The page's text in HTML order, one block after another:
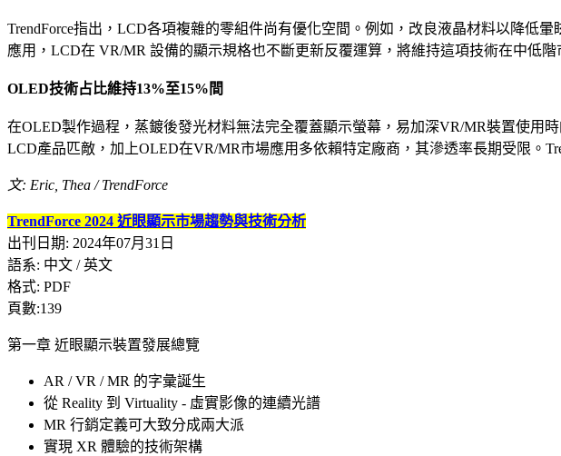
TrendForce指出，LCD各項複雜的零組件尚有優化空間。例如，改良液晶材料以降低
應用，LCD在 VR/MR 設備的顯示規格也不斷更新反覆運算，將維持這項技術在中低階
OLED技術占比維持13%至15%間
在OLED製作過程，蒸鍍後發光材料無法完全覆蓋顯示螢幕，易加深VR/MR裝置使用
LCD產品匹敵，加上OLED在VR/MR市場應用多依賴特定廠商，其滲透率長期受限。
文: Eric, Thea / TrendForce
TrendForce 2024 近眼顯示市場趨勢與技術分析
出刊日期: 2024年07月31日
語系: 中文 / 英文
格式: PDF
頁數:139
第一章 近眼顯示裝置發展總覽
AR / VR / MR 的字彙誕生
從 Reality 到 Virtuality - 虛實影像的連續光譜
MR 行銷定義可大致分成兩大派
實現 XR 體驗的技術架構